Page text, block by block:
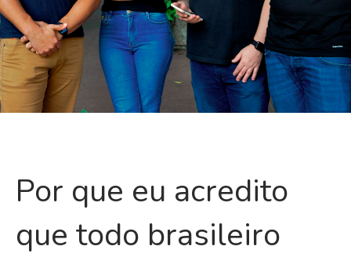
Por que eu acredito
que todo brasileiro